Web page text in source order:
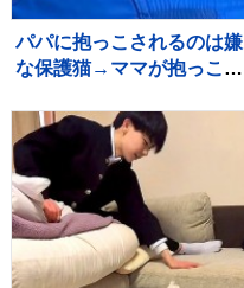
パパに抱っこされるのは嫌
な保護猫→ママが抱っこし
「めっちゃニヤけたｗ」
「すごいｗｗ」と10万再生